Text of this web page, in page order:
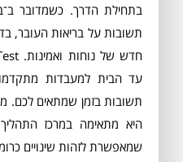
בתחילת הדרך. כשמדובר
תשובות על בריאות העובר,
עד הבית למעבדות
תשובות בזמן שמתאים לכם.
שמאפשרת לזהות שינויים